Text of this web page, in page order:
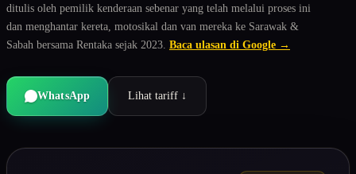
ditulis oleh pemilik kenderaan sebenar yang telah melalui proses ini
dan menghantar kereta, motosikal dan van mereka ke Sarawak &
Sabah bersama Rentaka sejak 2023. Baca ulasan di Google →
WhatsApp Lihat tariff ↓